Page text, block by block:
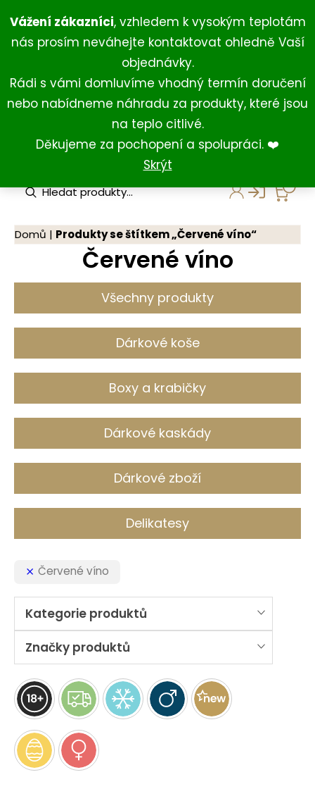
Vážení zákazníci, vzhledem k vysokým teplotám
nás prosím neváhejte kontaktovat ohledně Vaší
objednávky.
Rádi s vámi domluvíme vhodný termín doručení
nebo nabídneme náhradu za produkty, které jsou
na teplo citlivé.
Děkujeme za pochopení a spolupráci. ❤️
Skrýt
na
obsah
+420 734 429 111 (Po-Ne 8:00-18:00)
+420 731 127 211 (For English)
u
c
s
r
c
Domů | Produkty se štítkem „Červené víno“
Červené víno
Všechny produkty
Dárkové koše
Boxy a krabičky
Dárkové kaskády
Dárkové zboží
Delikatesy
Červené víno
Kategorie produktů
Značky produktů